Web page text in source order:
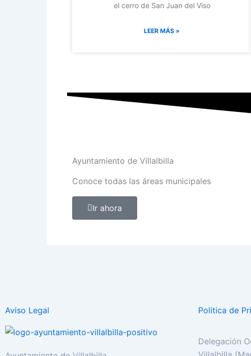
el cerro de San Juan del Viso
LEER MÁS »
Ayuntamiento de Villalbilla
Conoce todas las áreas municipales
Ir ahora
Aviso Legal Politica de
Delegación